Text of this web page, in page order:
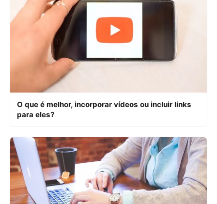
O que é melhor, incorporar vídeos ou incluir links
para eles?